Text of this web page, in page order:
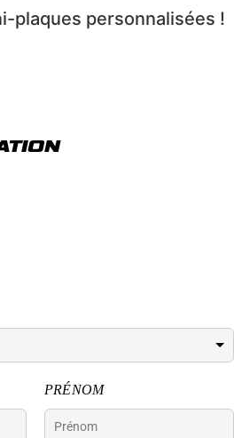
plaques personnalisées !
PRÉNOM